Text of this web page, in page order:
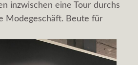
inzwischen eine Tour durchs
Modegeschäft. Beute für